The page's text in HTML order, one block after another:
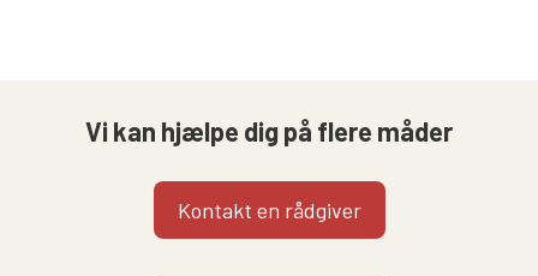
Vi kan hjælpe dig på flere måder
Kontakt en rådgiver